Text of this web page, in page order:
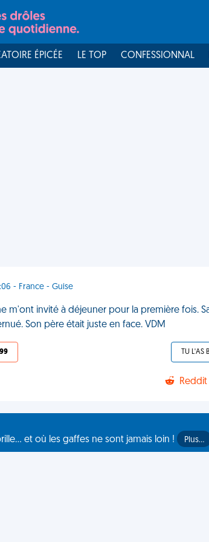
ÉPICÉE LE TOP CONFESSIONNAL
- France - Guise
m'ont invité à déjeuner pour la première fois.
Son père était juste en face. VDM
TU L'AS
Reddit
et où les gaffes ne sont jamais loin !
Plus…